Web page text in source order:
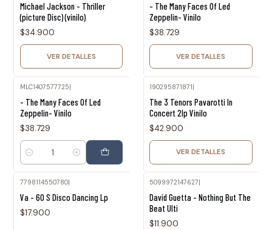
Michael Jackson - Thriller
(picture Disc) (vinilo)
$34.900
VER DETALLES
- The Many Faces Of Led
Zeppelin- Vinilo
$38.729
VER DETALLES
MLC1407577725|
- The Many Faces Of Led
Zeppelin- Vinilo
$38.729
Cantidad
190295871871|
The 3 Tenors Pavarotti In
Concert 2lp Vinilo
$42.900
VER DETALLES
7798114550780|
Va - 60 S Disco Dancing Lp
$17.900
5099972147627
David Guetta - Nothing But The
Beat Ulti
$11.900